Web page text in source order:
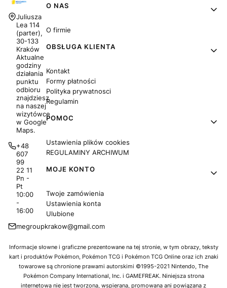
Adres:
Juliusza
Lea 114
(parter),
30-133
Kraków
Aktualne
godziny
działania
punktu
odbioru
znajdziesz
na naszej
wizytówce
w Google
Maps.
+48
607
99
22 11
Pn -
Pt
10:00
-
16:00
megroupkrakow@gmail.com
Linki w stopce
O NAS
O firmie
OBSŁUGA KLIENTA
Kontakt
Formy płatności
Polityka prywatnosci
Regulamin
POMOC
Ustawienia plików cookies
REGULAMINY ARCHIWUM
MOJE KONTO
Twoje zamówienia
Ustawienia konta
Ulubione
Informacje słowne i graficzne prezentowane na tej stronie, w tym obrazy, teksty
kart i produktów Pokémon, Pokémon TCG i Pokémon TCG Online oraz ich znaki
towarowe są chronione prawami autorskimi ©1995-2021 Nintendo, The
Pokémon Company International, Inc. i GAMEFREAK. Niniejsza strona
internetowa nie jest tworzona, wspierana, promowana ani powiązana z